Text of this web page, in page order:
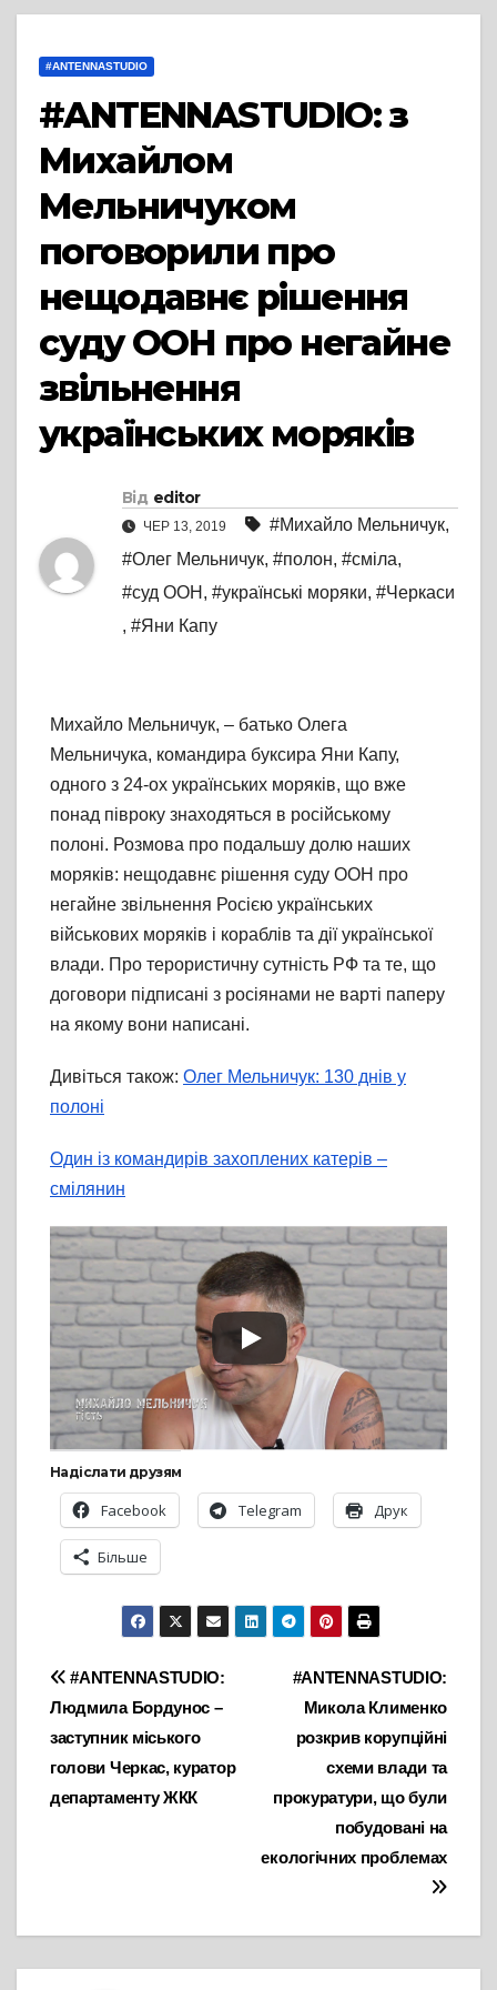
#ANTENNASTUDIO
#ANTENNASTUDIO: з
Михайлом
Мельничуком
поговорили про
нещодавнє рішення
суду ООН про негайне
звільнення
українських моряків
Від editor
ЧЕР 13, 2019 #Михайло Мельничук,
#Олег Мельничук, #полон, #сміла,
#суд ООН , #українські моряки, #Черкаси
, #Яни Капу
Михайло Мельничук, – батько Олега
Мельничука, командира буксира Яни Капу,
одного з 24-ох українських моряків, що вже
понад півроку знаходяться в російському
полоні. Розмова про подальшу долю наших
моряків: нещодавнє рішення суду ООН про
негайне звільнення Росією українських
військових моряків і кораблів та дії української
влади. Про терористичну сутність РФ та те, що
договори підписані з росіянами не варті паперу
на якому вони написані.
Дивіться також: Олег Мельничук: 130 днів у
полоні
Один із командирів захоплених катерів –
смілянин
Надіслати друзям
Facebook Telegram Друк
Більше
Навігація
записів
#ANTENNASTUDIO:
Микола Клименко
розкрив корупційні
схеми влади та
прокуратури, що були
побудовані на
екологічних проблемах
#ANTENNASTUDIO:
Людмила Бордунос –
заступник міського
голови Черкас, куратор
департаменту ЖКК